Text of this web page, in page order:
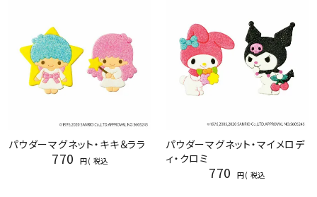
パウダーマグネット・キキ＆ララ
770 税込
パウダーマグネット・マイメロデ
ィ・クロミ
770 税込